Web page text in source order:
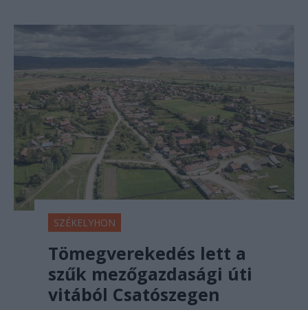
SZÉKELYHON
Tömegverekedés lett a
szűk mezőgazdasági úti
vitából Csatószegen